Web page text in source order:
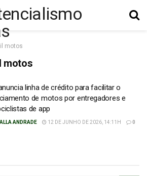
motos
motos
linha de crédito para facilitar o
de motos por entregadores e
de app
ANDRADE 12 DE JUNHO DE 2026, 14:11H 0